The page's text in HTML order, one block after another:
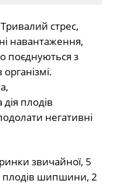
Тривалий стрес,
навантаження,
поєднуються з
плодів
негативні
звичайної, 5
плодів шипшини, 2